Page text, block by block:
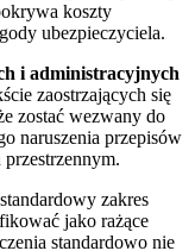
koszty
ubezpieczyciela.
i administracyjnych
zaostrzających się
zostać wezwany do
naruszenia przepisów
zakres
jako rażące
standardowo nie